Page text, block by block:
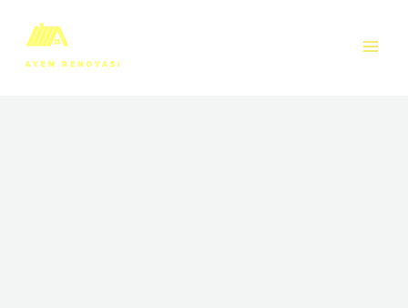
content